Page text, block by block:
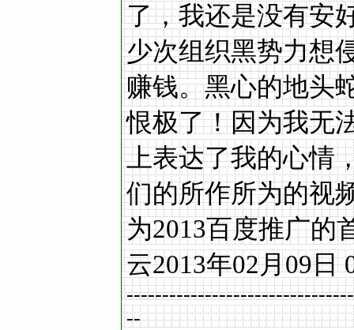
了，我还是没有安
少次组织黑势力想
赚钱。黑心的地头
恨极了！因为我无
上表达了我的心情
们的所作所为的视
为2013百度推广的
云2013年02月09日
--